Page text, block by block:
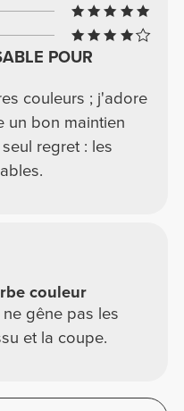
POUR
couleurs ; j'adore
un bon maintien
regret : les
couleur
gêne pas les
et la coupe.